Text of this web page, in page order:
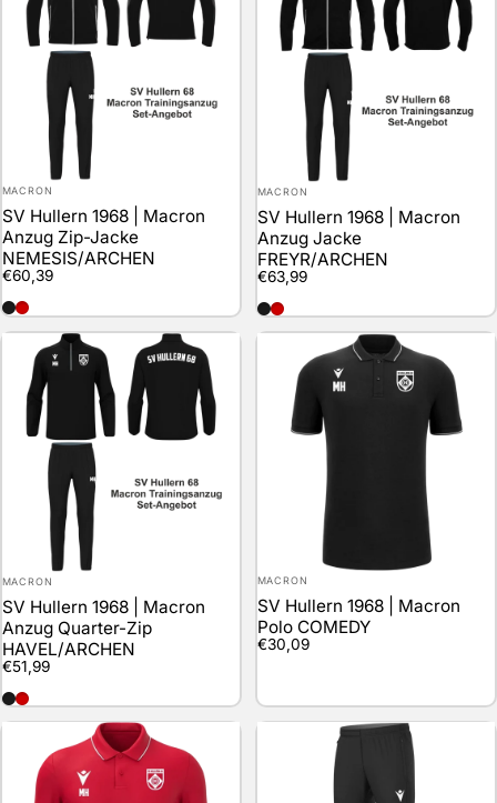
Anbieter:
MACRON
SV Hullern 1968 | Macron
Anzug Zip-Jacke
NEMESIS/ARCHEN
€60,39
schwarz
rot
Anbieter:
MACRON
SV Hullern 1968 | Macron
Anzug Jacke
FREYR/ARCHEN
€63,99
schwarz
rot
Anbieter:
MACRON
SV Hullern 1968 | Macron
Anzug Quarter-Zip
HAVEL/ARCHEN
€51,99
schwarz
rot
Anbieter:
MACRON
SV Hullern 1968 | Macron
Polo COMEDY
€30,09